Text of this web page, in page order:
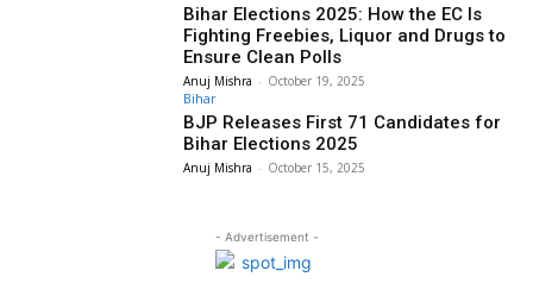
Bihar Elections 2025: How the EC Is
Fighting Freebies, Liquor and Drugs to
Ensure Clean Polls
Anuj Mishra - October 19, 2025
Bihar
BJP Releases First 71 Candidates for
Bihar Elections 2025
Anuj Mishra - October 15, 2025
- Advertisement -